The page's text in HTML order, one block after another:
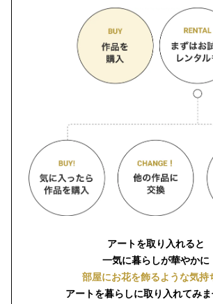
アートを取り入れると
一気に暮らしが華やかに
部屋にお花を飾るような気持
アートを暮らしに取り入れてみ